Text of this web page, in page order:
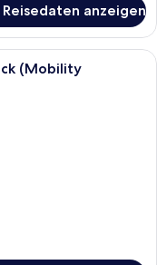
anzeigen
Hotelzimmer mit
(Mobility